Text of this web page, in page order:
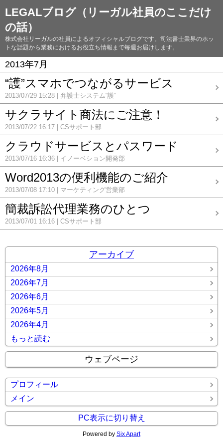
LEGALブログ（リーガル社員のここだけ
の話）
株式会社リーガルの社員によるオフィシャルブログです。司法書士業界のホッ
トな話題から業務におけるお役立ち情報まで毎週お届けします。
2013年7月
“護”スマホでつながるサービス
2013/07/29 15:28 弁護士システム“護”
サクラサイト商法にご注意！
2013/07/22 16:17 CSサポート部
クラウドサービスとパスワード
2013/07/16 16:36 イノーベション開発部
Word2013の便利機能のご紹介
2013/07/08 17:10 マーケティング営業部
簡裁訴訟代理業務のひとつ
2013/07/01 16:16 CSサポート部
アーカイブ
2026年8月
2026年7月
2026年6月
2026年5月
2026年4月
もっと読む
ウェブページ
プロフィール
メイン
PC表示に切り替え
Powered by Six Apart